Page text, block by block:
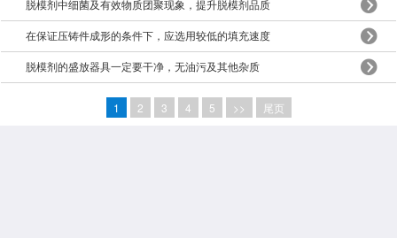
脱模剂中细菌及有效物质团聚现象，提升脱模剂品质
在保证压铸件成形的条件下，应选用较低的填充速度
脱模剂的盛放器具一定要干净，无油污及其他杂质
1 2 3 4 5 >> 尾页